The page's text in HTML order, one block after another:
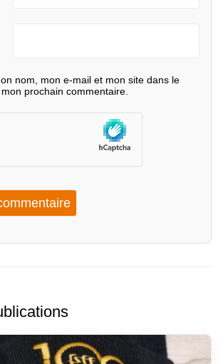
nom, mon e-mail et mon site dans le
prochain commentaire.